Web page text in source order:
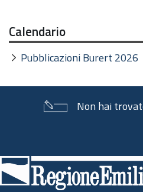
Calendario
Pubblicazioni Burert 2026
Non hai
di
pagina